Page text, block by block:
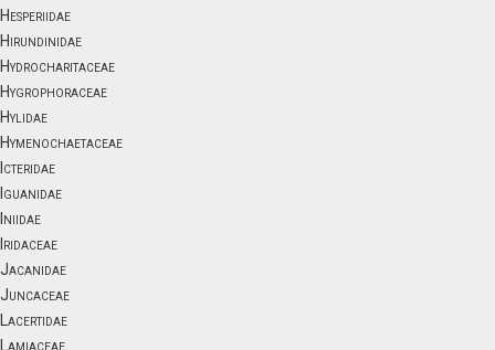
Hesperiidae
Hirundinidae
Hydrocharitaceae
Hygrophoraceae
Hylidae
Hymenochaetaceae
Icteridae
Iguanidae
Iniidae
Iridaceae
Jacanidae
Juncaceae
Lacertidae
Lamiaceae